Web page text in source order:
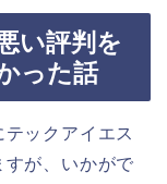
い評判を
った話
ックアイエス
が、いかがで